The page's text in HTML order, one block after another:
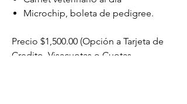
Microchip, boleta de pedigree.
Precio $1,500.00 (Opción a Tarjeta de
Credito, Visacuotas o Cuotas